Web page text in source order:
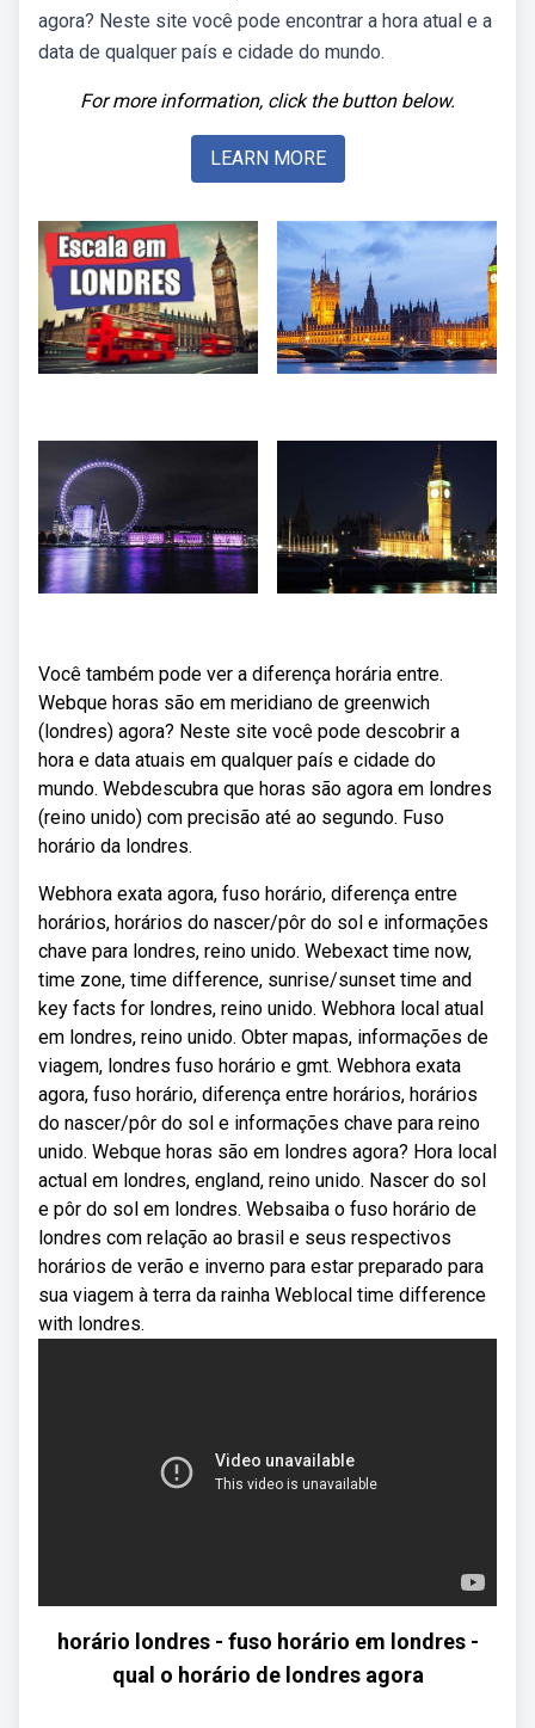
agora? Neste site você pode encontrar a hora atual e a
data de qualquer país e cidade do mundo.
For more information, click the button below.
LEARN MORE
Você também pode ver a diferença horária entre.
Webque horas são em meridiano de greenwich
(londres) agora? Neste site você pode descobrir a
hora e data atuais em qualquer país e cidade do
mundo. Webdescubra que horas são agora em londres
(reino unido) com precisão até ao segundo. Fuso
horário da londres.
Webhora exata agora, fuso horário, diferença entre
horários, horários do nascer/pôr do sol e informações
chave para londres, reino unido. Webexact time now,
time zone, time difference, sunrise/sunset time and
key facts for londres, reino unido. Webhora local atual
em londres, reino unido. Obter mapas, informações de
viagem, londres fuso horário e gmt. Webhora exata
agora, fuso horário, diferença entre horários, horários
do nascer/pôr do sol e informações chave para reino
unido. Webque horas são em londres agora? Hora local
actual em londres, england, reino unido. Nascer do sol
e pôr do sol em londres. Websaiba o fuso horário de
londres com relação ao brasil e seus respectivos
horários de verão e inverno para estar preparado para
sua viagem à terra da rainha Weblocal time difference
with londres.
horário londres - fuso horário em londres -
qual o horário de londres agora